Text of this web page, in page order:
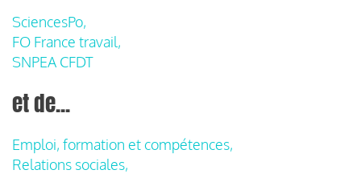
SciencesPo,
FO France travail,
SNPEA CFDT
et de...
Emploi, formation et compétences,
Relations sociales,